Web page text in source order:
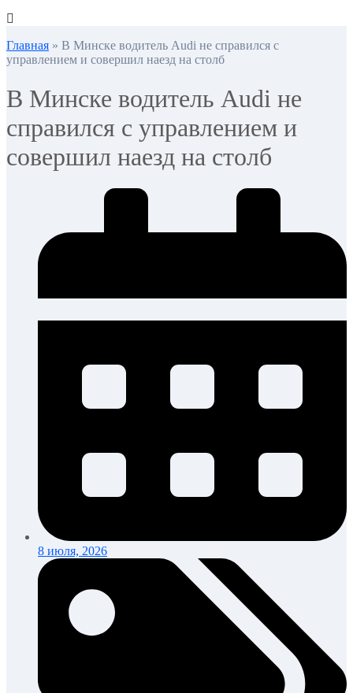
Главная » В Минске водитель Audi не справился с
управлением и совершил наезд на столб
В Минске водитель Audi не
справился с управлением и
совершил наезд на столб
8 июля, 2026